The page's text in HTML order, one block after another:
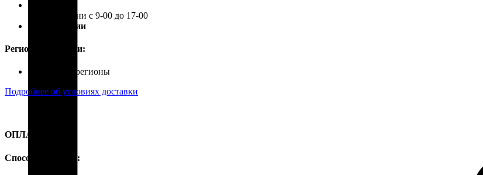
В рабочие дни с 9-00 до 17-00
Почта России
Регионы доставки:
Россия, все регионы
Подробнее об условиях доставки
ОПЛАТА
Способы оплаты: